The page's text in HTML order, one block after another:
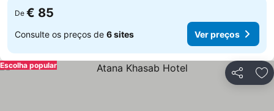
De € 85
Consulte os preços de 6 sites Ver preços
Partilhar
Escolha popular